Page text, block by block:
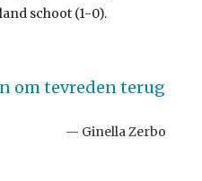
schoot (1-0).
om tevreden terug
Ginella Zerbo